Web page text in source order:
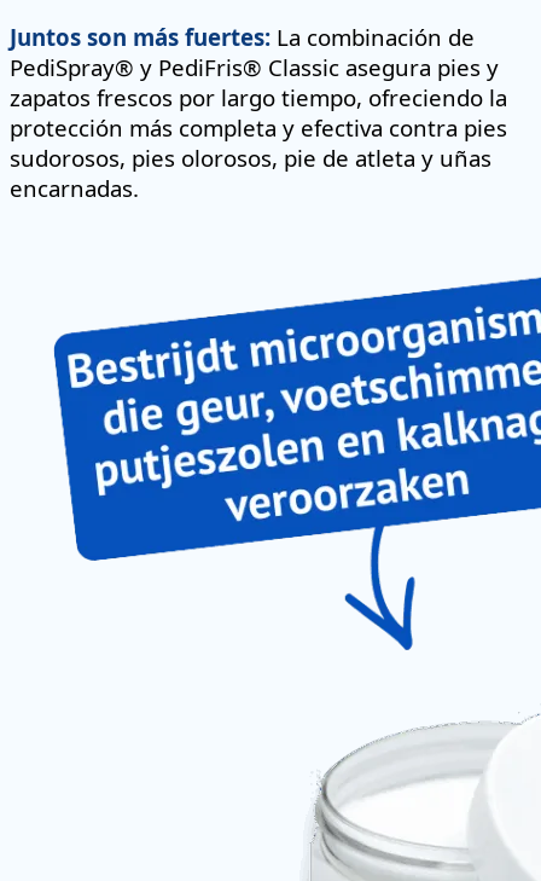
Juntos son más fuertes: La combinación de
PediSpray® y PediFris® Classic asegura pies y
zapatos frescos por largo tiempo, ofreciendo la
protección más completa y efectiva contra pies
sudorosos, pies olorosos, pie de atleta y uñas
encarnadas.